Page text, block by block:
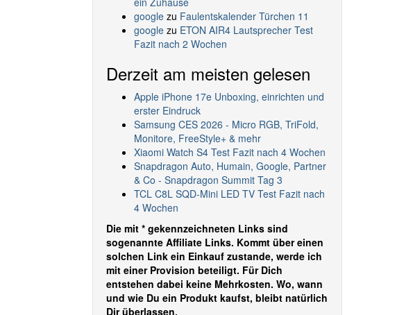
google zu Faulentskalender Türchen 11
google zu ETON AIR4 Lautsprecher Test
Fazit nach 2 Wochen
Derzeit am meisten gelesen
Apple iPhone 17e Unboxing, einrichten und
erster Eindruck
Samsung CES 2026 - Micro RGB, TriFold,
Monitore, FreeStyle+ & mehr
Xiaomi Watch S4 Test Fazit nach 4 Wochen
Snapdragon Auto, Humain, Google, Partner
& Co - Snapdragon Summit Tag 3
TCL C8L SQD-Mini LED TV Test Fazit nach
4 Wochen
Die mit * gekennzeichneten Links sind
sogenannte Affiliate Links. Kommt über einen
solchen Link ein Einkauf zustande, werde ich
mit einer Provision beteiligt. Für Dich
entstehen dabei keine Mehrkosten. Wo, wann
und wie Du ein Produkt kaufst, bleibt natürlich
Dir überlassen.